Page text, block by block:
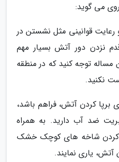
می گوید:
رعایت قوانینی مثل نشستن در
نزدن دور آتش بسیار مهم
مساله توجه کنید که در منطقه
نکنید.
برپا کردن آتش، فراهم باشد،
ضد آب دارید. به همراه
کردن شاخه های کوچک خشک
یاری نمایند.